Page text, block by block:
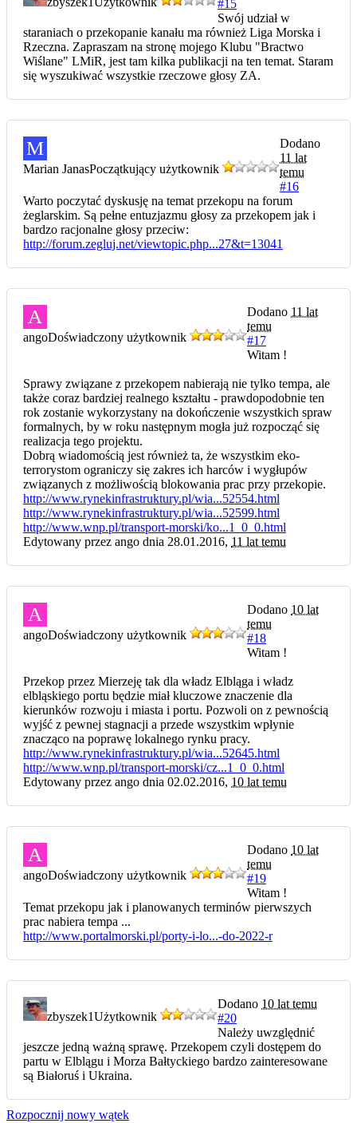
#15
Swój udział w
staraniach o przekopanie kanału ma również Liga Morska i
Rzeczna. Zapraszam na stronę mojego Klubu "Bractwo
Wiślane" LMiR, jest tam kilka publikacji na ten temat. Staram
się wyszukiwać wszystkie rzeczowe głosy ZA.
M
Marian JanasPoczątkujący użytkownik
Dodano
11 lat
temu
#16
Warto poczytać dyskusję na temat przekopu na forum
żeglarskim. Są pełne entuzjazmu głosy za przekopem jak i
bardzo racjonalne głosy przeciw:
http://forum.zegluj.net/viewtopic.php...27&t=13041
A
angoDoświadczony użytkownik
Dodano 11 lat
temu
#17
Witam !
Sprawy związane z przekopem nabierają nie tylko tempa, ale
także coraz bardziej realnego kształtu - prawdopodobnie ten
rok zostanie wykorzystany na dokończenie wszystkich spraw
formalnych, by w roku następnym mogła już rozpocząć się
realizacja tego projektu.
Dobrą wiadomością jest również ta, że wszystkim eko-
terrorystom ograniczy się zakres ich harców i wygłupów
związanych z możliwością blokowania prac przy przekopie.
http://www.rynekinfrastruktury.pl/wia...52554.html
http://www.rynekinfrastruktury.pl/wia...52599.html
http://www.wnp.pl/transport-morski/ko...1_0_0.html
Edytowany przez ango dnia 28.01.2016, 11 lat temu
A
angoDoświadczony użytkownik
Dodano 10 lat
temu
#18
Witam !
Przekop przez Mierzeję tak dla władz Elbląga i władz
elbląskiego portu będzie miał kluczowe znaczenie dla
kierunków rozwoju i miasta i portu. Pozwoli on z pewnością
wyjść z pewnej stagnacji a przede wszystkim wpłynie
znacząco na poprawę lokalnego rynku pracy.
http://www.rynekinfrastruktury.pl/wia...52645.html
http://www.wnp.pl/transport-morski/cz...1_0_0.html
Edytowany przez ango dnia 02.02.2016, 10 lat temu
A
angoDoświadczony użytkownik
Dodano 10 lat
temu
#19
Witam !
Temat przekopu jak i planowanych terminów pierwszych
prac nabiera tempa ...
http://www.portalmorski.pl/porty-i-lo...-do-2022-r
zbyszek1Użytkownik
Dodano 10 lat temu
#20
Należy uwzględnić
jeszcze jedną ważną sprawę. Przekopem czyli dostępem do
partu w Elblągu i Morza Bałtyckiego bardzo zainteresowane
są Białoruś i Ukraina.
Rozpocznij nowy wątek